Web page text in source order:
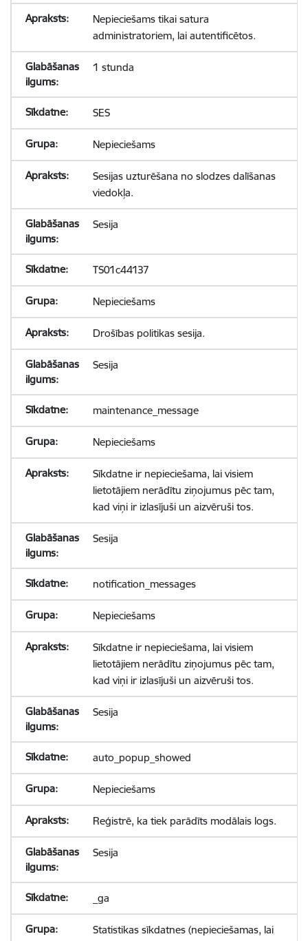
Nepieciešams tikai satura
administratoriem, lai autentificētos.
1 stunda
SES
Nepieciešams
Sesijas uzturēšana no slodzes dalīšanas
viedokļa.
Sesija
TS01c44137
Nepieciešams
Drošības politikas sesija.
Sesija
maintenance_message
Nepieciešams
Sīkdatne ir nepieciešama, lai visiem
lietotājiem nerādītu ziņojumus pēc tam,
kad viņi ir izlasījuši un aizvēruši tos.
Sesija
notification_messages
Nepieciešams
Sīkdatne ir nepieciešama, lai visiem
lietotājiem nerādītu ziņojumus pēc tam,
kad viņi ir izlasījuši un aizvēruši tos.
Sesija
auto_popup_showed
Nepieciešams
Reģistrē, ka tiek parādīts modālais logs.
Sesija
_ga
Statistikas sīkdatnes (nepieciešamas, lai